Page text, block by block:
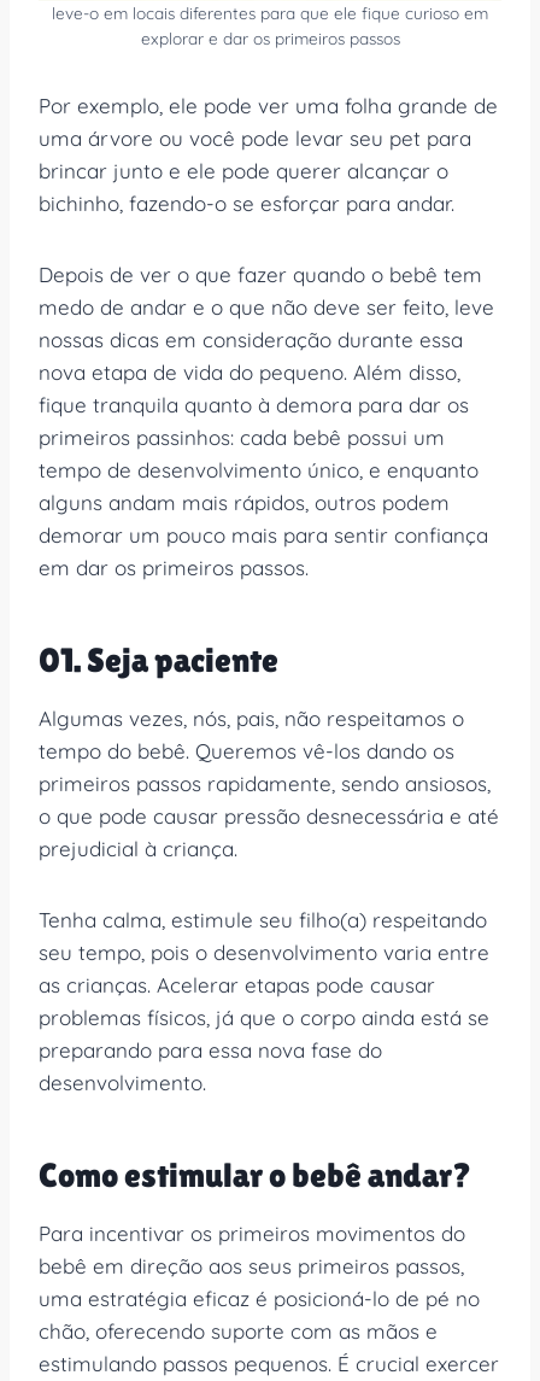
leve-o em locais diferentes para que ele fique curioso em
explorar e dar os primeiros passos
Por exemplo, ele pode ver uma folha grande de
uma árvore ou você pode levar seu pet para
brincar junto e ele pode querer alcançar o
bichinho, fazendo-o se esforçar para andar.
Depois de ver o que fazer quando o bebê tem
medo de andar e o que não deve ser feito, leve
nossas dicas em consideração durante essa
nova etapa de vida do pequeno. Além disso,
fique tranquila quanto à demora para dar os
primeiros passinhos: cada bebê possui um
tempo de desenvolvimento único, e enquanto
alguns andam mais rápidos, outros podem
demorar um pouco mais para sentir confiança
em dar os primeiros passos.
01. Seja paciente
Algumas vezes, nós, pais, não respeitamos o
tempo do bebê. Queremos vê-los dando os
primeiros passos rapidamente, sendo ansiosos,
o que pode causar pressão desnecessária e até
prejudicial à criança.
Tenha calma, estimule seu filho(a) respeitando
seu tempo, pois o desenvolvimento varia entre
as crianças. Acelerar etapas pode causar
problemas físicos, já que o corpo ainda está se
preparando para essa nova fase do
desenvolvimento.
Como estimular o bebê andar?
Para incentivar os primeiros movimentos do
bebê em direção aos seus primeiros passos,
uma estratégia eficaz é posicioná-lo de pé no
chão, oferecendo suporte com as mãos e
estimulando passos pequenos. É crucial exercer